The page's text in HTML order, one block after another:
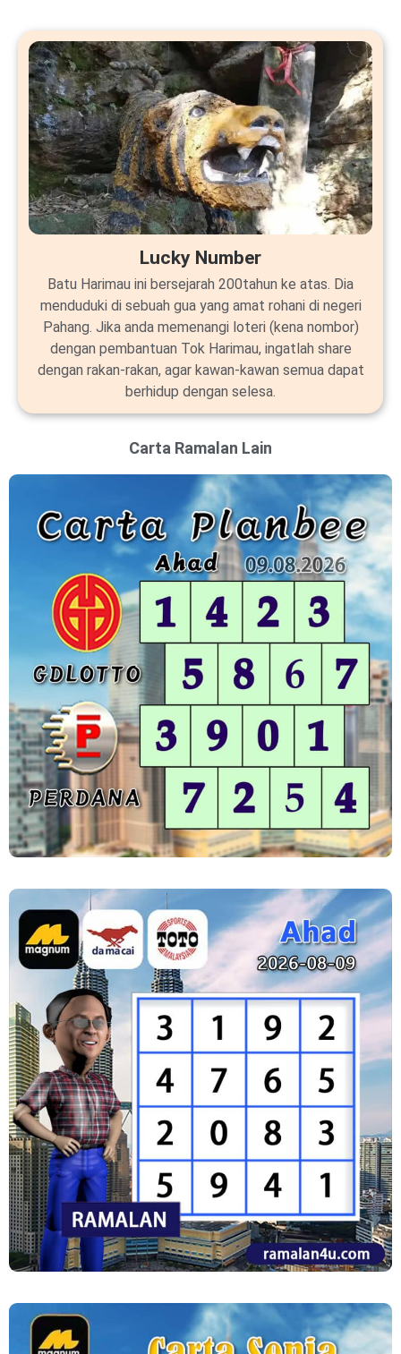
Lucky Number
Batu Harimau ini bersejarah 200tahun ke atas. Dia
menduduki di sebuah gua yang amat rohani di negeri
Pahang. Jika anda memenangi loteri (kena nombor)
dengan pembantuan Tok Harimau, ingatlah share
dengan rakan-rakan, agar kawan-kawan semua dapat
berhidup dengan selesa.
Carta Ramalan Lain